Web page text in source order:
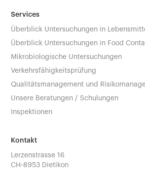
Services
Überblick Untersuchungen in
Überblick Untersuchungen in Food
Mikrobiologische Untersuchungen
Verkehrsfähigkeitsprüfung
Qualitätsmanagement und
Unsere Beratungen / Schulungen
Inspektionen
Kontakt
Lerzenstrasse 16
CH-8953 Dietikon